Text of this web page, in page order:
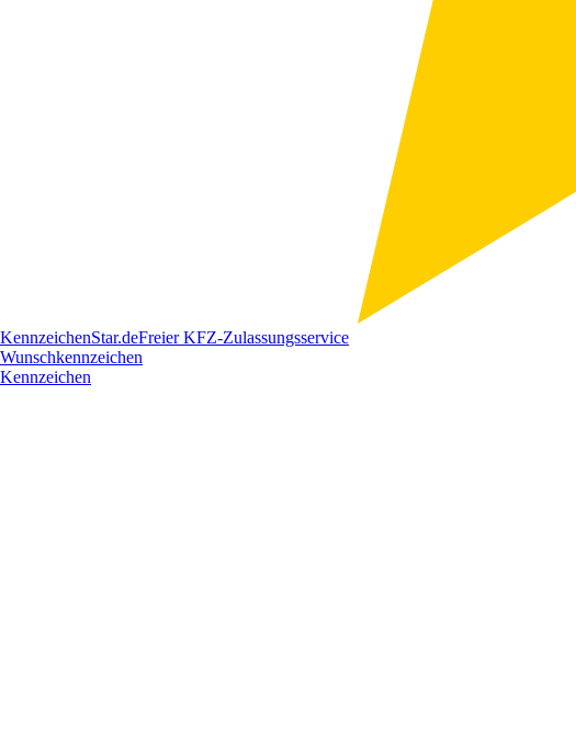
KennzeichenStar.deFreier KFZ-Zulassungsservice
Wunschkennzeichen
Kennzeichen